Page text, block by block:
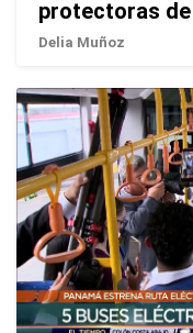
protectoras
Delia Muñoz